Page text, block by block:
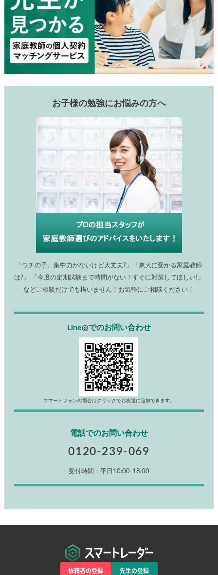
お子様の勉強にお悩みの方へ
「ウチの子、集中力がないけど大丈夫?」「東大に受かる家庭教師
は?」 「今度の定期試験まで時間がない！すぐに対策してほしい!」
などご相談だけでも構いません！お気軽にご相談ください！
Line@でのお問い合わせ
スマートフォンの場合はクリックでお友達に追加できます。
電話でのお問い合わせ
0120-239-069
受付時間：平日10:00-18:00
依頼者の登録 先生の登録